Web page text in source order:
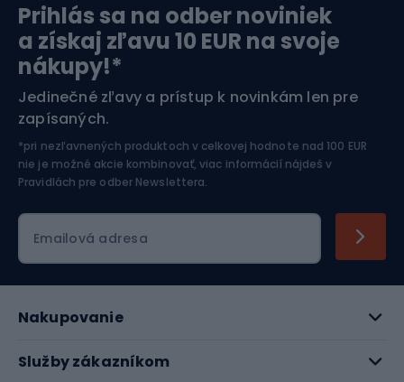
Orientačný beh
Lyžovanie
Športová elektronika
Jazdectvo
Prihlás sa na odber noviniek
a získaj zľavu 10 EUR na svoje
nákupy!*
Jedinečné zľavy a prístup k novinkám len pre
zapísaných.
*pri nezľavnených produktoch v celkovej hodnote nad 100 EUR
nie je možné akcie kombinovať, viac informácií nájdeš v
Pravidlách pre odber Newslettera.
Emailová adresa
Nakupovanie
Služby zákazníkom